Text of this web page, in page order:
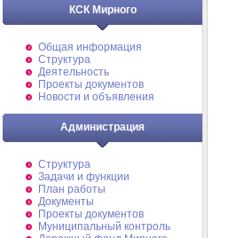
КСК Мирного
Общая информация
Структура
Деятельность
Проекты документов
Новости и объявления
Администрация
Структура
Задачи и функции
План работы
Документы
Проекты документов
Муниципальный контроль